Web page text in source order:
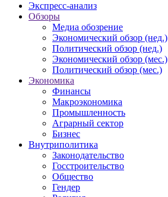
Экспресс-анализ
Обзоры
Медиа обозрение
Экономический обзор (нед.)
Политический обзор (нед.)
Экономический обзор (мес.)
Политический обзор (мес.)
Экономика
Финансы
Макроэкономика
Промышленность
Аграрный сектор
Бизнес
Внутриполитика
Законодательство
Госстроительство
Общество
Гендер